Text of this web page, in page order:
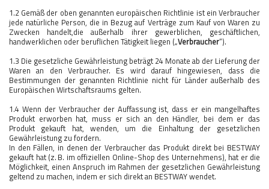
1.2 Gemäß der oben genannten europäischen Richtlinie ist ein Verbraucher
jede natürliche Person, die in Bezug auf Verträge zum Kauf von Waren zu
Zwecken handelt,die außerhalb ihrer gewerblichen, geschäftlichen,
handwerklichen oder beruflichen Tätigkeit liegen („Verbraucher“).
1.3 Die gesetzliche Gewährleistung beträgt 24 Monate ab der Lieferung der
Waren an den Verbraucher. Es wird darauf hingewiesen, dass die
Bestimmungen der genannten Richtlinie nicht für Länder außerhalb des
Europäischen Wirtschaftsraums gelten.
1.4 Wenn der Verbraucher der Auffassung ist, dass er ein mangelhaftes
Produkt erworben hat, muss er sich an den Händler, bei dem er das
Produkt gekauft hat, wenden, um die Einhaltung der gesetzlichen
Gewährleistung zu fordern.
In den Fällen, in denen der Verbraucher das Produkt direkt bei BESTWAY
gekauft hat (z. B. im offiziellen Online-Shop des Unternehmens), hat er die
Möglichkeit, einen Anspruch im Rahmen der gesetzlichen Gewährleistung
geltend zu machen, indem er sich direkt an BESTWAY wendet.